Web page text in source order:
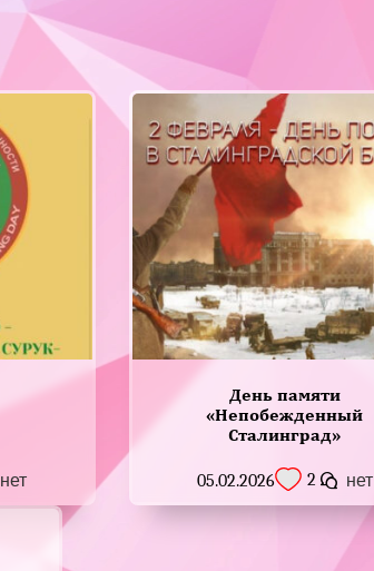
нет
День памяти
«Непобежденный
Сталинград»
05.02.2026 2 нет